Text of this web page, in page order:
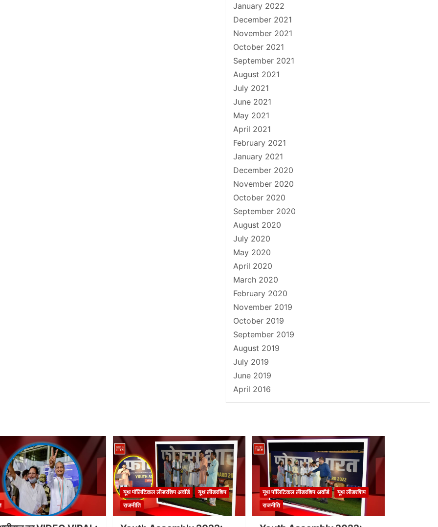
January 2022
December 2021
November 2021
October 2021
September 2021
August 2021
July 2021
June 2021
May 2021
April 2021
February 2021
January 2021
December 2020
November 2020
October 2020
September 2020
August 2020
July 2020
May 2020
April 2020
March 2020
February 2020
November 2019
October 2019
September 2019
August 2019
July 2019
June 2019
April 2016
यूथ पॉलिटिकल लीडरशिप अवॉर्ड
यूथ लीडरशिप
राजनीति
यूथ पॉलिटिकल लीडरशिप अवॉर्ड
यूथ लीडरशिप
राजनीति